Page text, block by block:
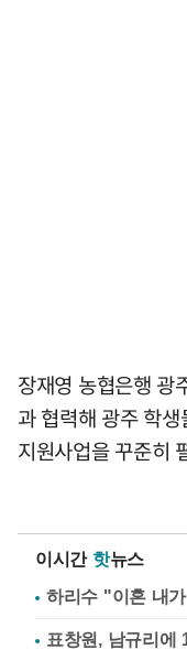
장재영 농협은행 광
과 협력해 광주 학
지원사업을 꾸준히
이시간 핫뉴스
하리수 "이혼 내
표창원, 남규리